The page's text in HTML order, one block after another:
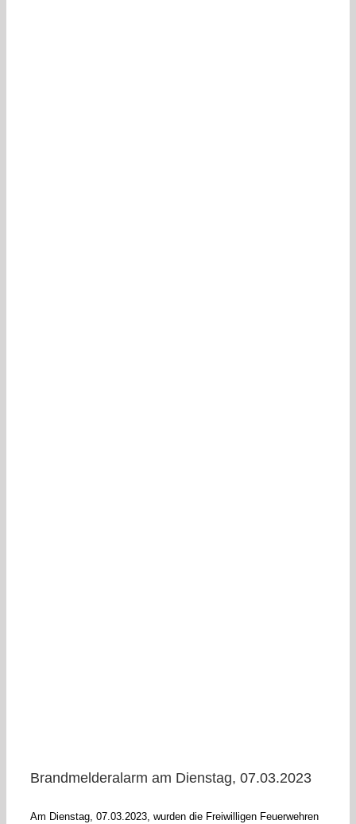
Brandmelderalarm am Dienstag, 07.03.2023
Am Dienstag, 07.03.2023, wurden die Freiwilligen Feuerwehren